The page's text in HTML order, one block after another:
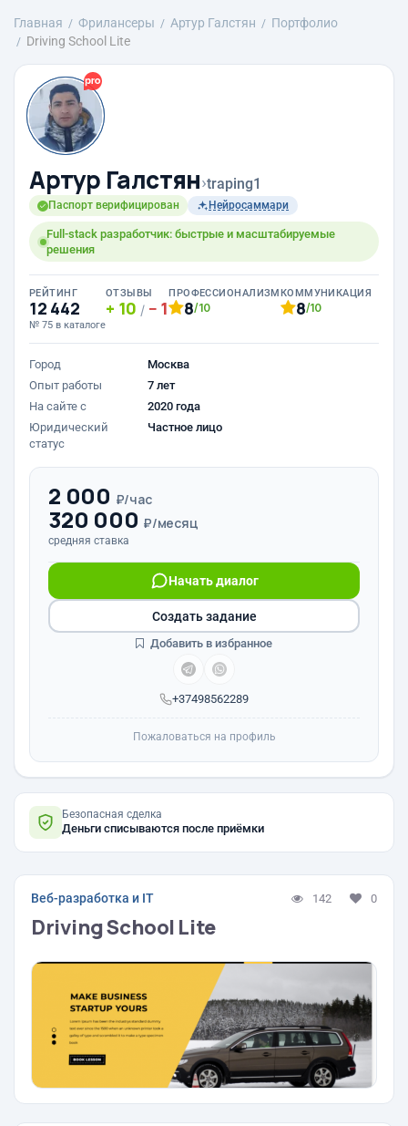
Главная Фрилансеры Артур Галстян
Портфолио
Driving School Lite
Артур Галстян›traping1
Паспорт верифицирован Нейросаммари
Full-stack разработчик: быстрые и масштабируемые
решения
РЕЙТИНГ
12 442
№ 75 в каталоге
ОТЗЫВЫ
10 / 1
ПРОФЕССИОНАЛИЗМ
8/10
КОММУНИКАЦИЯ
8/10
Город
Москва
Опыт работы
7 лет
На сайте с
2020 года
Юридический
статус
Частное лицо
2 000 ₽/час
320 000 ₽/месяц
средняя ставка
+37498562289
Начать диалог
Создать задание
Добавить в избранное
Пожаловаться на профиль
Безопасная сделка
Деньги списываются после приёмки
Веб-разработка и IT 142 0
Driving School Lite